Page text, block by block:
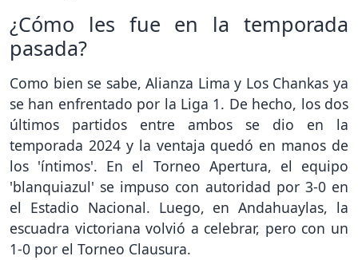
¿Cómo les fue en la temporada
pasada?
Como bien se sabe, Alianza Lima y Los Chankas ya
se han enfrentado por la Liga 1. De hecho, los dos
últimos partidos entre ambos se dio en la
temporada 2024 y la ventaja quedó en manos de
los 'íntimos'. En el Torneo Apertura, el equipo
'blanquiazul' se impuso con autoridad por 3-0 en
el Estadio Nacional. Luego, en Andahuaylas, la
escuadra victoriana volvió a celebrar, pero con un
1-0 por el Torneo Clausura.